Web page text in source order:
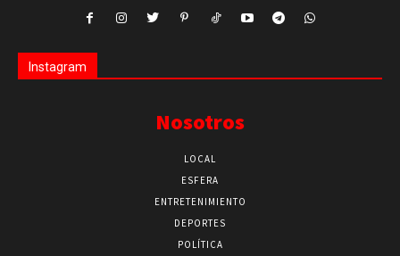
Instagram
Nosotros
LOCAL
ESFERA
ENTRETENIMIENTO
DEPORTES
POLÍTICA